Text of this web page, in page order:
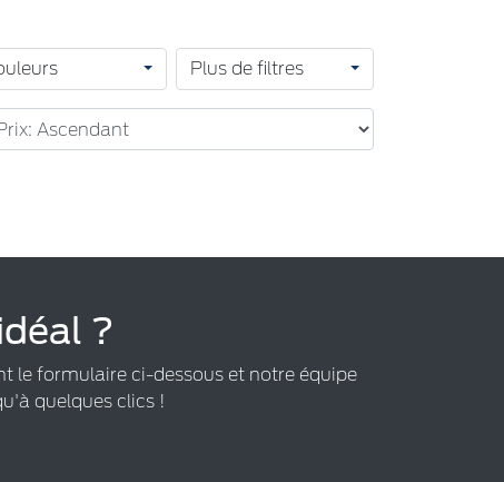
Plus de filtres
?
le formulaire ci-dessous et notre équipe
quelques clics !